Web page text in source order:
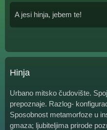
A jesi hinja, jebem te!
Hinja
Urbano mitsko čudovište.
prepoznaje. Razlog-
Sposobnost metamorfoze u
gmaza; ljubiteljima prirode